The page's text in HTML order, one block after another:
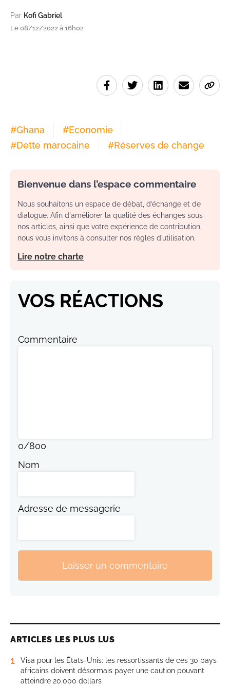
Par Kofi Gabriel
Le 08/12/2022 à 16h02
#Ghana #Economie
#Dette marocaine #Réserves de change
Bienvenue dans l’espace commentaire
Nous souhaitons un espace de débat, d’échange et de
dialogue. Afin d'améliorer la qualité des échanges sous
nos articles, ainsi que votre expérience de contribution,
nous vous invitons à consulter nos règles d’utilisation.
Lire notre charte
VOS RÉACTIONS
Commentaire
0/800
Nom
Adresse de messagerie
Laisser un commentaire
ARTICLES LES PLUS LUS
1
Visa pour les États-Unis: les ressortissants de ces 30 pays
africains doivent désormais payer une caution pouvant
atteindre 20.000 dollars